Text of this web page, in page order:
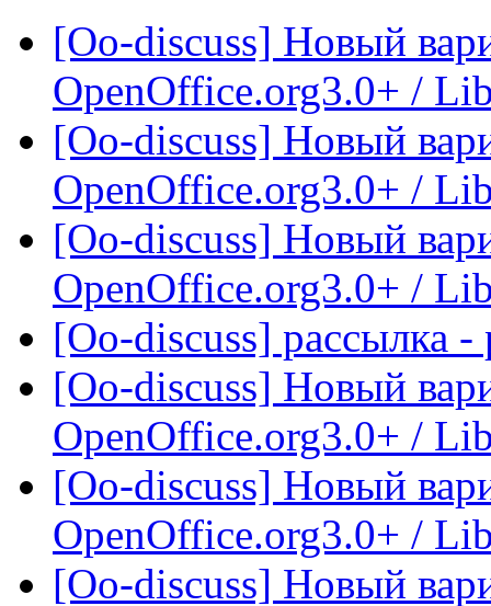
[Oo-discuss] Новый
OpenOffice.org3.0+ /
[Oo-discuss] Новый
OpenOffice.org3.0+ /
[Oo-discuss] Новый
OpenOffice.org3.0+ /
[Oo-discuss] рассылка -
[Oo-discuss] Новый
OpenOffice.org3.0+ /
[Oo-discuss] Новый
OpenOffice.org3.0+ /
[Oo-discuss] Новый